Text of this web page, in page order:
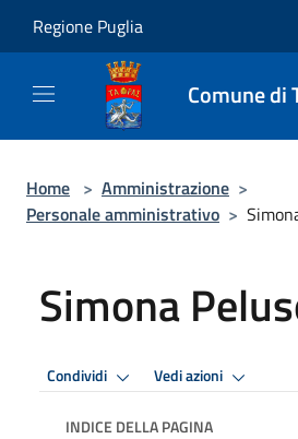
Regione Puglia
Comune di
Home > Amministrazione >
Personale amministrativo >
Simona
Condividi Vedi azioni
INDICE DELLA PAGINA